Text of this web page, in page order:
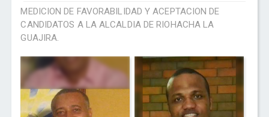
MEDICION DE FAVORABILIDAD Y ACEPTACION DE
CANDIDATOS A LA ALCALDIA DE RIOHACHA LA
GUAJIRA.